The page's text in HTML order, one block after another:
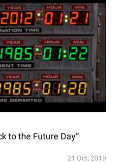
to the Future Day”
21 Oct, 2019